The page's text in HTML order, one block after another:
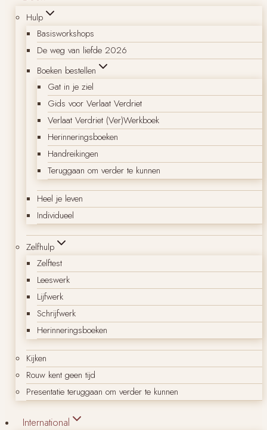
Hulp
Basisworkshops
De weg van liefde 2026
Boeken bestellen
Gat in je ziel
Gids voor Verlaat Verdriet
Verlaat Verdriet (Ver)Werkboek
Herinneringsboeken
Handreikingen
Teruggaan om verder te kunnen
Heel je leven
Individueel
Zelfhulp
Zelftest
Leeswerk
Lijfwerk
Schrijfwerk
Herinneringsboeken
Kijken
Rouw kent geen tijd
Presentatie teruggaan om verder te kunnen
International